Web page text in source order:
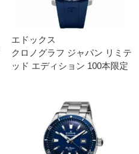
エドックス
クロノグラフ ジャパン リミテ
ッド エディション 100本限定